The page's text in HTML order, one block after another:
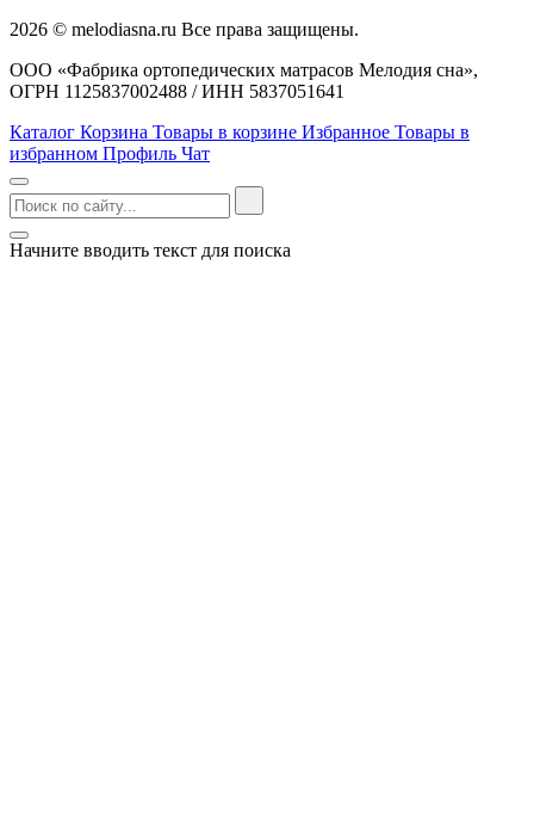
2026 © melodiasna.ru Все права защищены.
ООО «Фабрика ортопедических матрасов Мелодия сна»,
ОГРН 1125837002488 / ИНН 5837051641
Каталог Корзина Товары в корзине Избранное Товары в
избранном Профиль Чат
Начните вводить текст для поиска